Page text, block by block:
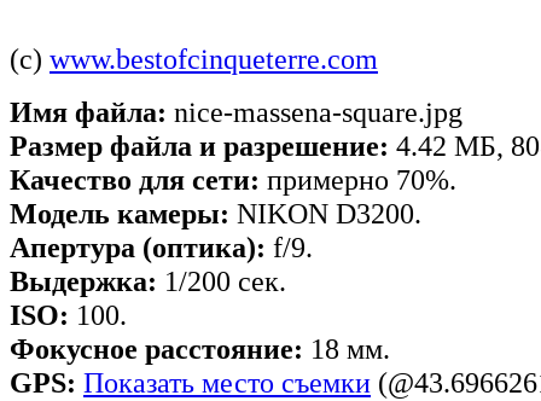
(c) www.bestofcinqueterre.com
Имя файла: nice-massena-square.jpg
Размер файла и разрешение: 4.42 МБ,
Качество для сети: примерно 70%.
Модель камеры: NIKON D3200.
Апертура (оптика): f/9.
Выдержка: 1/200 сек.
ISO: 100.
Фокусное расстояние: 18 мм.
GPS: Показать место съемки